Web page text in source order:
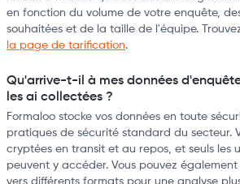
en fonction du volume de votre enquête,
souhaitées et de la taille de l'équipe.
la page de tarification.
Qu'arrive-t-il à mes données
les ai collectées ?
Formaloo stocke vos données en toute
pratiques de sécurité standard du secteur.
cryptées en transit et au repos, et seuls les
peuvent y accéder. Vous pouvez